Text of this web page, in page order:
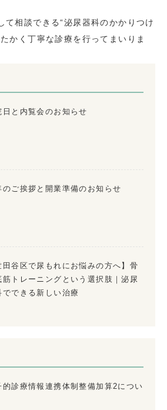
て相談できる“泌尿器科のかかりつけ
かく丁寧な診療を行ってまいりま
日と内覧会のお知らせ
のご挨拶と開業準備のお知らせ
田谷区で尿もれにお悩みの方へ】骨
筋トレーニングという選択肢｜泌尿
でできる新しい治療
的診療情報連携体制整備加算2につい